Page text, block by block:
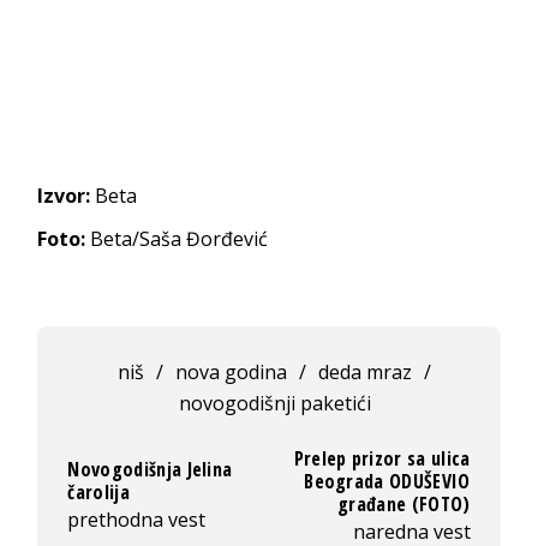
Izvor: Beta
Foto: Beta/Saša Đorđević
niš / nova godina / deda mraz /
novogodišnji paketići
Novogodišnja Jelina
čarolija
prethodna vest
Prelep prizor sa ulica
Beograda ODUŠEVIO
građane (FOTO)
naredna vest